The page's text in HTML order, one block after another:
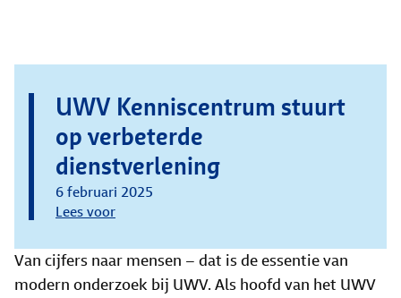
UWV Kenniscentrum stuurt
op verbeterde
dienstverlening
6 februari 2025
Lees voor
Van cijfers naar mensen – dat is de essentie van
modern onderzoek bij UWV. Als hoofd van het UWV